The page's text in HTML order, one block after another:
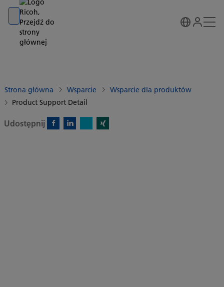
Go to banner
Go to content
Go to footer
Strona główna Wsparcie
Wsparcie dla produktów
Product Support Detail
Udostępnij